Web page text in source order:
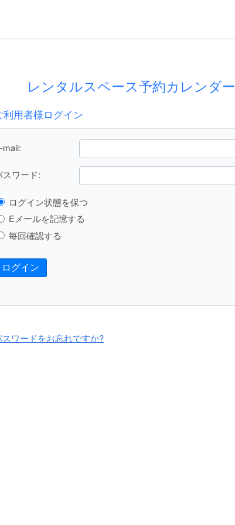
レンタルスペース予約カレンダー
利用者様ログイン
mail:
スワード:
ログイン状態を保つ
Eメールを記憶する
毎回確認する
ログイン
スワードをお忘れですか?